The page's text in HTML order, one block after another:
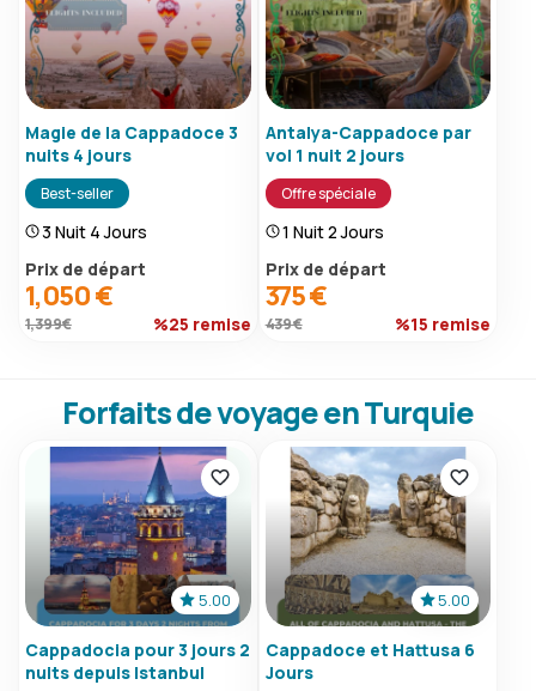
Magie de la Cappadoce 3
nuits 4 jours
Best-seller
3 Nuit 4 Jours
Prix ​​de départ
1,050 €
1,399 € %25 remise
Antalya-Cappadoce par
vol 1 nuit 2 jours
Offre spéciale
1 Nuit 2 Jours
Prix ​​de départ
375 €
439 € %15 remise
Forfaits de voyage en Turquie
5.00
Cappadocia pour 3 jours 2
nuits depuis Istanbul
5.00
Cappadoce et Hattusa 6
Jours